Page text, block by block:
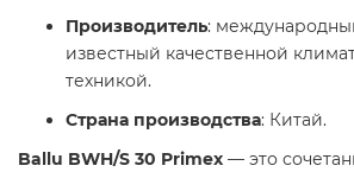
Производитель:
известный качественной
техникой.
Страна производства: Китай.​
Ballu BWH/S 30 Primex — это